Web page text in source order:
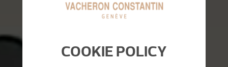
COOKIE POLICY